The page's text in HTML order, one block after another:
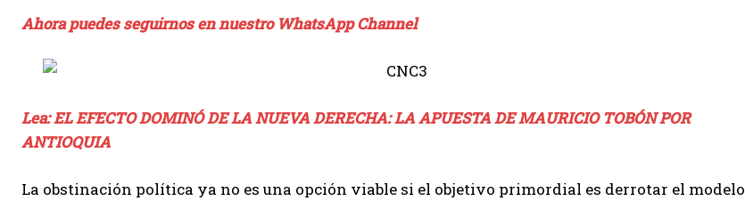
Ahora puedes seguirnos en nuestro WhatsApp Channel
Lea: EL EFECTO DOMINÓ DE LA NUEVA DERECHA: LA APUESTA DE MAURICIO TOBÓN POR
ANTIOQUIA
La obstinación política ya no es una opción viable si el objetivo primordial es derrotar el modelo